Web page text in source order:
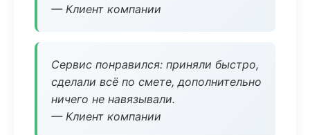
— Клиент компании
Сервис понравился: приняли быстро,
сделали всё по смете, дополнительно
ничего не навязывали.
— Клиент компании